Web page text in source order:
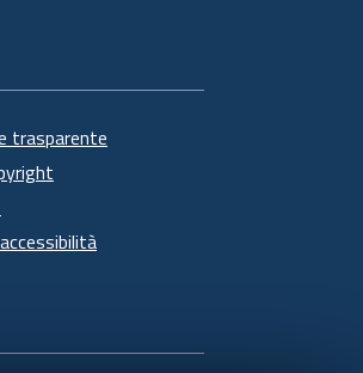
trasparente